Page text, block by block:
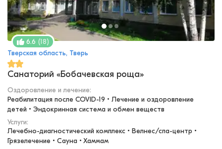
6.6 (18)
Тверская область, Тверь
Санаторий «Бобачевская роща»
Оздоровление и лечение:
Реабилитация после COVID-19 • Лечение и оздоровление
детей • Эндокринная система и обмен веществ
Услуги:
Лечебно-диагностический комплекс • Велнес/спа-центр •
Грязелечение • Сауна • Хаммам